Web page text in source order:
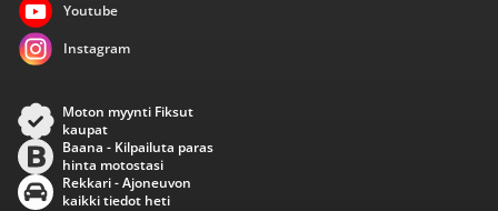
Youtube
Instagram
Moton myynti Fiksut
kaupat
Baana - Kilpailuta paras
hinta motostasi
Rekkari - Ajoneuvon
kaikki tiedot heti